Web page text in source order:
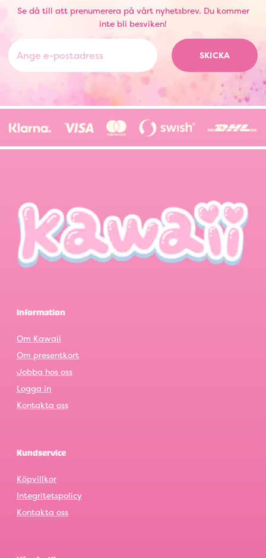
Se då till att prenumerera på vårt nyhetsbrev. Du kommer
inte bli besviken!
SKICKA
Information
Om Kawaii
Om presentkort
Jobba hos oss
Logga in
Kontakta oss
Kundservice
Köpvillkor
Integritetspolicy
Kontakta oss